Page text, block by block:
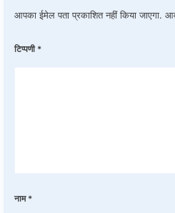
आपका ईमेल पता प्रकाशित नहीं किया जाएगा.
टिप्पणी *
नाम *